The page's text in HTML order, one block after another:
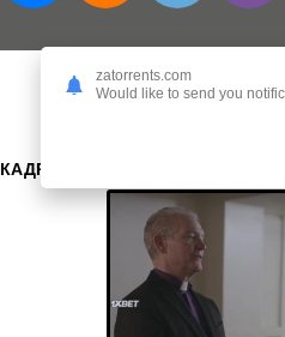
КАДРЫ:
zatorrents.com
Would like to send you